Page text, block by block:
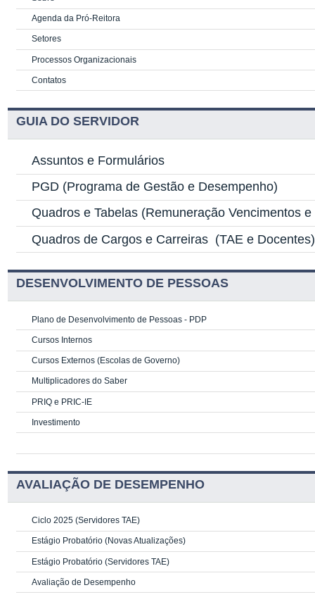
Agenda da Pró-Reitora
Setores
Processos Organizacionais
Contatos
GUIA DO SERVIDOR
Assuntos e Formulários
PGD (Programa de Gestão e Desempenho)
Quadros e Tabelas (Remuneração Vencimentos
Quadros de Cargos e Carreiras (TAE e Docentes)
DESENVOLVIMENTO DE PESSOAS
Plano de Desenvolvimento de Pessoas - PDP
Cursos Internos
Cursos Externos (Escolas de Governo)
Multiplicadores do Saber
PRIQ e PRIC-IE
Investimento
AVALIAÇÃO DE DESEMPENHO
Ciclo 2025 (Servidores TAE)
Estágio Probatório (Novas Atualizações)
Estágio Probatório (Servidores TAE)
Avaliação de Desempenho